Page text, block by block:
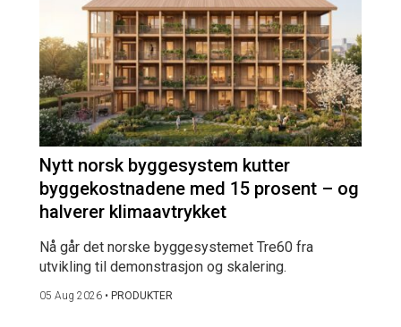
Nytt norsk byggesystem kutter
byggekostnadene med 15 prosent – og
halverer klimaavtrykket
Nå går det norske byggesystemet Tre60 fra
utvikling til demonstrasjon og skalering.
05 Aug 2026 • PRODUKTER